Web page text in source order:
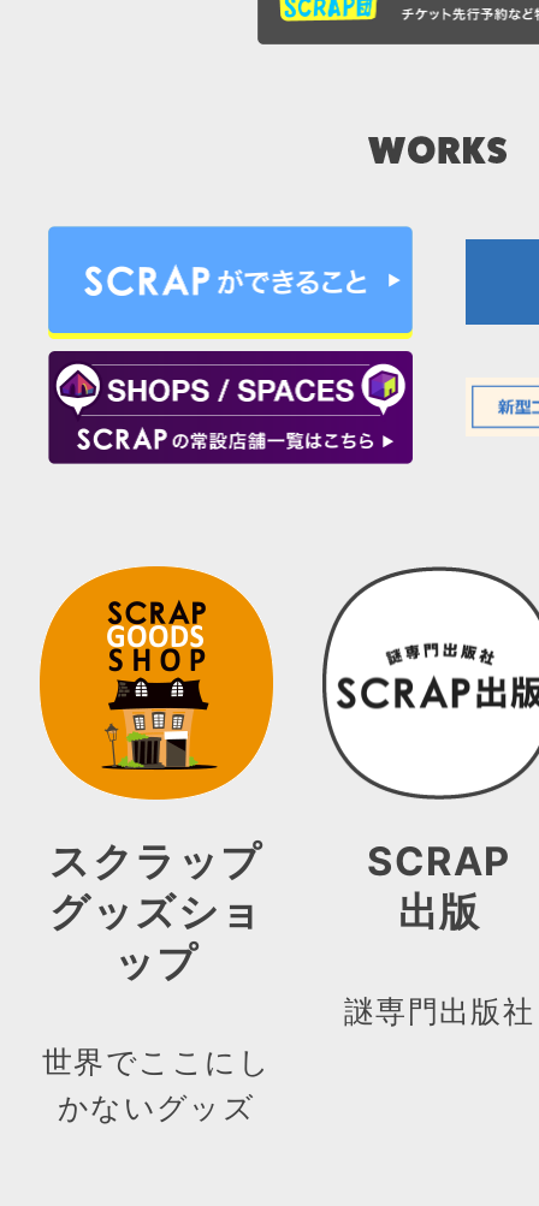
スクラップ
グッズショ
ップ
世界でここにし
かないグッズ
SCRAP
出版
謎専門出版社